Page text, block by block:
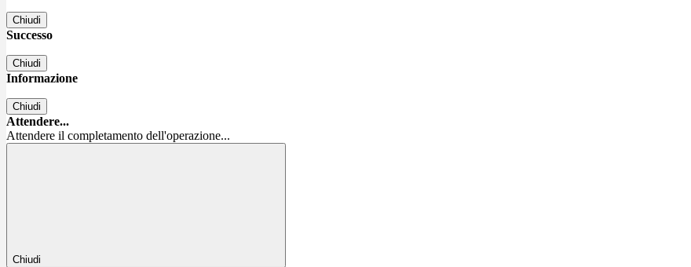
Chiudi
Successo
Chiudi
Informazione
Chiudi
Attendere...
Attendere il completamento dell'operazione...
Chiudi